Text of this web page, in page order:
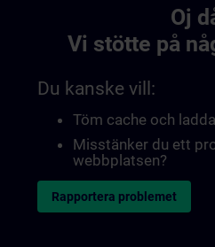
Oj
Vi stötte på
Du kanske vill:
Töm cache och
Misstänker du ett
webbplatsen?
Rapportera problemet